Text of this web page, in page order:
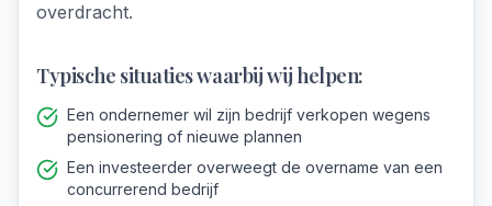
overdracht.
Typische situaties waarbij wij helpen:
Een ondernemer wil zijn bedrijf verkopen wegens
pensionering of nieuwe plannen
Een investeerder overweegt de overname van een
concurrerend bedrijf